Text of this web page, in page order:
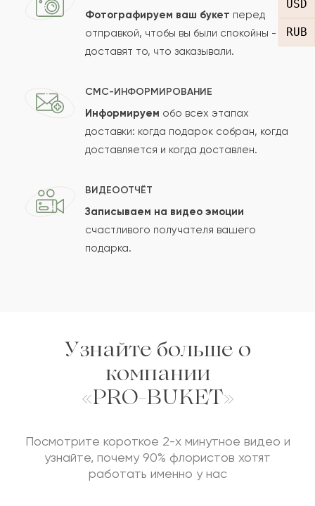
USD
RUB
Сколько будет
Отзыв будет опубликован после проверки.
Проверяем на спам.
Фотографируем ваш букет перед
отправкой, чтобы вы были спокойны -
доставят то, что заказывали.
СМС-ИНФОРМИРОВАНИЕ
Информируем обо всех этапах
доставки: когда подарок собран, когда
доставляется и когда доставлен.
ВИДЕООТЧЁТ
Записываем на видео эмоции
счастливого получателя вашего
подарка.
Узнайте больше о
компании
«PRO-BUKET»
Посмотрите короткое 2-х минутное видео и
узнайте, почему 90% флористов хотят
работать именно у нас